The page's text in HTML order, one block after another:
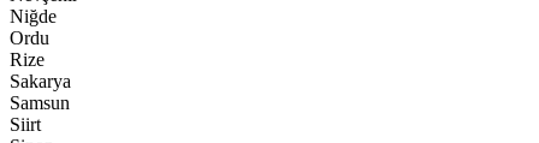
Niğde
Ordu
Rize
Sakarya
Samsun
Siirt